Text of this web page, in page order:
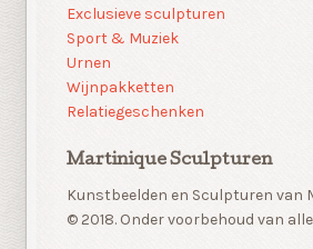
Exclusieve sculpturen
Sport & Muziek
Urnen
Wijnpakketten
Relatiegeschenken
Martinique Sculpturen
Kunstbeelden en Sculpturen van
© 2018. Onder voorbehoud van